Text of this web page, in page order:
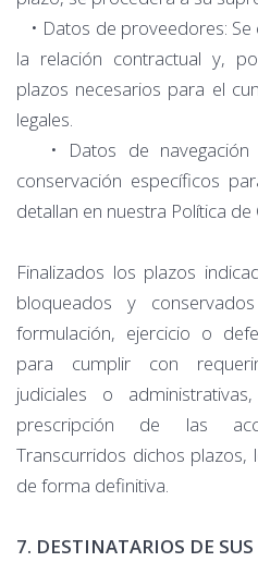
• Datos de proveedores:
la relación contractual y,
plazos necesarios para el
legales.
• Datos de navegación
conservación específicos
detallan en nuestra Política de
Finalizados los plazos
bloqueados y
formulación, ejercicio o
para cumplir con
judiciales o
prescripción de las
Transcurridos dichos
de forma definitiva.
7. DESTINATARIOS DE